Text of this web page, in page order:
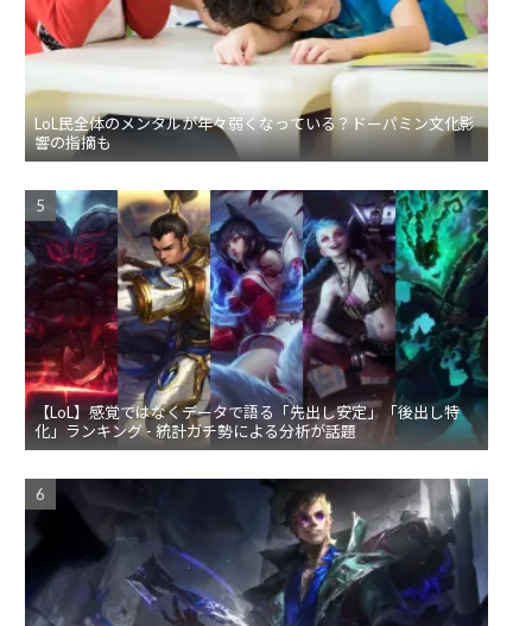
LoL民全体のメンタルが年々弱くなっている？ドーパミン文化影
響の指摘も
【LoL】感覚ではなくデータで語る「先出し安定」「後出し特
化」ランキング - 統計ガチ勢による分析が話題